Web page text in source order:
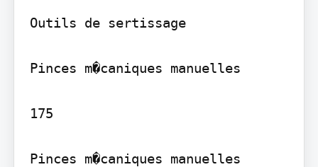
Outils de sertissage
Pinces m�caniques manuelles
175
Pinces m�caniques manuelles